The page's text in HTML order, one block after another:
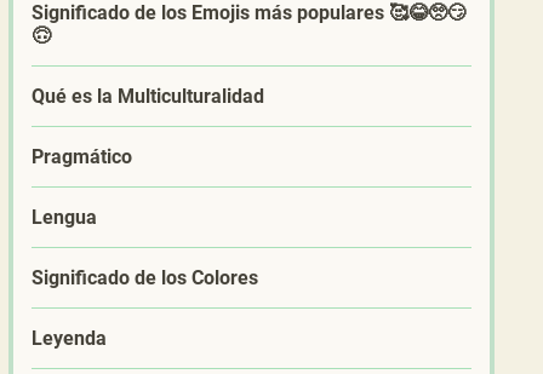
Significado de los Emojis más populares 🥰😂🥺😏
🙃
Qué es la Multiculturalidad
Pragmático
Lengua
Significado de los Colores
Leyenda